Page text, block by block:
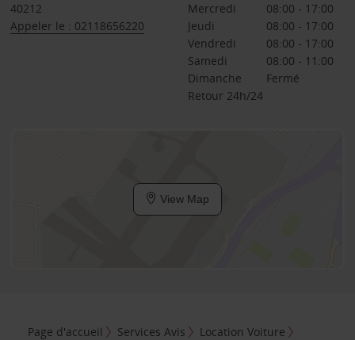
40212
Appeler le : 02118656220
Mercredi
08:00 - 17:00
Jeudi
08:00 - 17:00
Vendredi
08:00 - 17:00
Samedi
08:00 - 11:00
Dimanche
Fermé
Retour 24h/24
View Map
Page d'accueil Services Avis
Location Voiture